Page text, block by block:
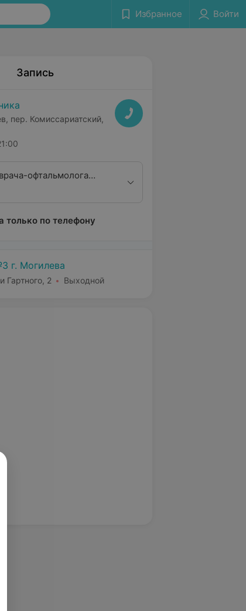
Избранное Войти
Запись
пер. Комиссариатский,
офтальмолога
категории
только по телефону
г. Могилева
Гартного, 2 Выходной